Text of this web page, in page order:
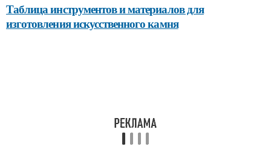
Таблица инструментов и материалов для
изготовления искусственного камня